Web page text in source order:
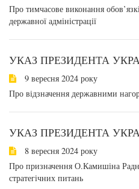
Про тимчасове виконання
державної адміністрації
УКАЗ ПРЕЗИДЕНТА
9 вересня 2024 року
Про відзначення державними
УКАЗ ПРЕЗИДЕНТА
8 вересня 2024 року
Про призначення О.Камишіна
стратегічних питань